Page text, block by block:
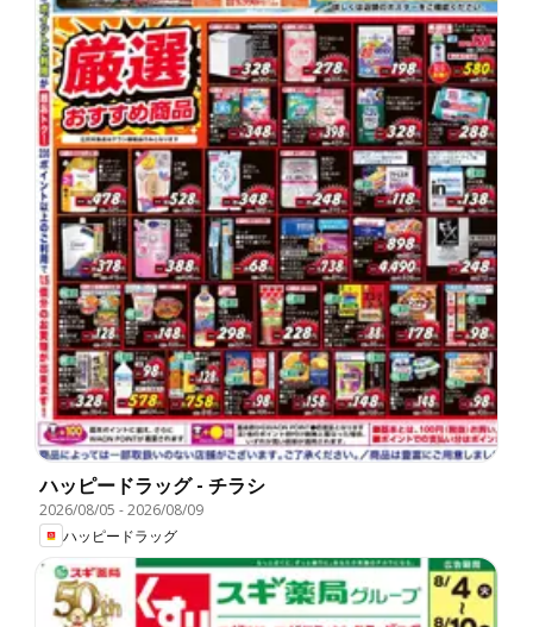
ハッピードラッグ - チラシ
2026/08/05 -2026/08/09
ハッピードラッグ